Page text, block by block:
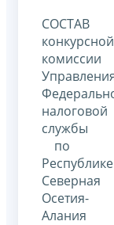
СОСТАВ
конкурсной
комиссии
налоговой
службы
по
Республике
Северная
Осетия-
Алания